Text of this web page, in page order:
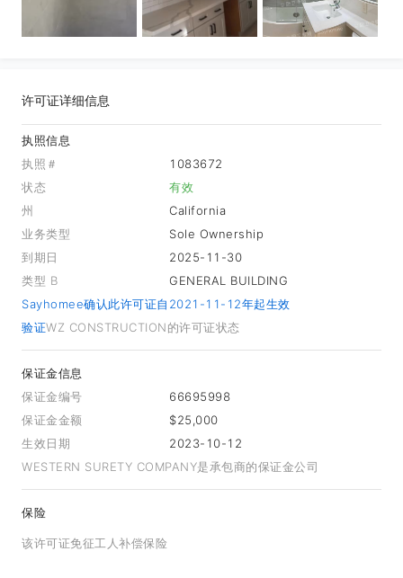
许可证详细信息
执照信息
执照＃
1083672
状态
有效
州
California
业务类型
Sole Ownership
到期日
2025-11-30
类型 B
GENERAL BUILDING
Sayhomee确认此许可证自2021-11-12年起生效
验证WZ CONSTRUCTION的许可证状态
保证金信息
保证金编号
66695998
保证金金额
$25,000
生效日期
2023-10-12
WESTERN SURETY COMPANY是承包商的保证金公司
保险
该许可证免征工人补偿保险